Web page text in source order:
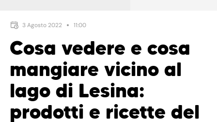
3 Agosto 2022 11:00
Cosa vedere e cosa
mangiare vicino al
lago di Lesina:
prodotti e ricette del